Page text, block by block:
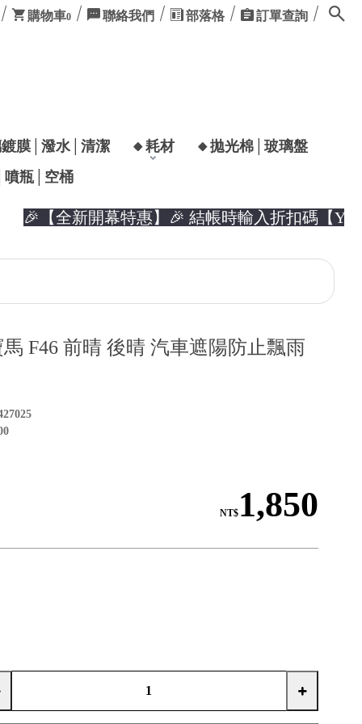
購物車0 聯絡我們 部落格 訂單查詢
鍍膜│潑水│清潔 🔸耗材
🔸拋光棉│玻璃盤
噴瓶│空桶
【全新開幕特惠】🎉 結帳時輸入折扣碼【
F46 前晴 後晴 汽車遮陽防止飄雨
NT$ 1,850